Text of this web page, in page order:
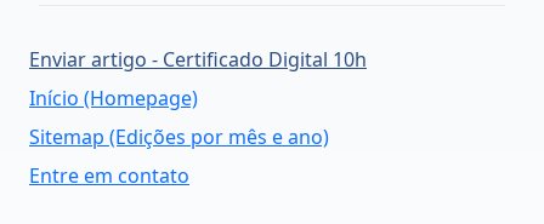
Enviar artigo - Certificado Digital 10h
Início (Homepage)
Sitemap (Edições por mês e ano)
Entre em contato